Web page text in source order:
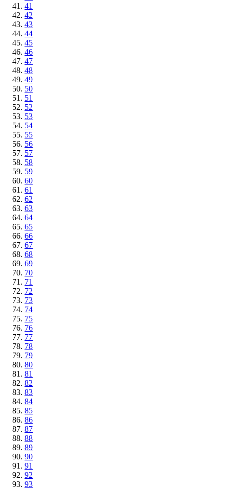
41
42
43
44
45
46
47
48
49
50
51
52
53
54
55
56
57
58
59
60
61
62
63
64
65
66
67
68
69
70
71
72
73
74
75
76
77
78
79
80
81
82
83
84
85
86
87
88
89
90
91
92
93